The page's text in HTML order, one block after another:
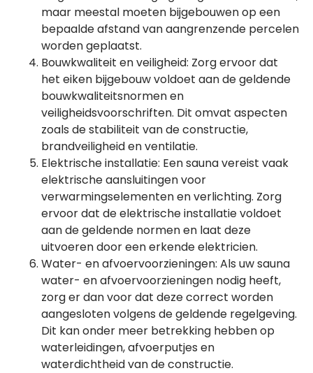
maar meestal moeten bijgebouwen op een
bepaalde afstand van aangrenzende percelen
worden geplaatst.
Bouwkwaliteit en veiligheid: Zorg ervoor dat
het eiken bijgebouw voldoet aan de geldende
bouwkwaliteitsnormen en
veiligheidsvoorschriften. Dit omvat aspecten
zoals de stabiliteit van de constructie,
brandveiligheid en ventilatie.
Elektrische installatie: Een sauna vereist vaak
elektrische aansluitingen voor
verwarmingselementen en verlichting. Zorg
ervoor dat de elektrische installatie voldoet
aan de geldende normen en laat deze
uitvoeren door een erkende elektricien.
Water- en afvoervoorzieningen: Als uw sauna
water- en afvoervoorzieningen nodig heeft,
zorg er dan voor dat deze correct worden
aangesloten volgens de geldende regelgeving.
Dit kan onder meer betrekking hebben op
waterleidingen, afvoerputjes en
waterdichtheid van de constructie.